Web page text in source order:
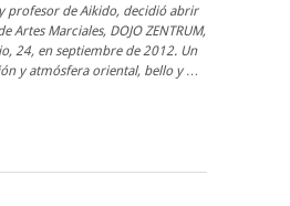
profesor de Aikido, decidió abrir
Artes Marciales, DOJO ZENTRUM,
24, en septiembre de 2012. Un
y atmósfera oriental, bello y …